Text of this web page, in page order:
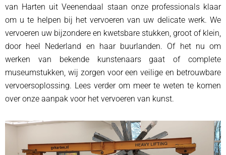
van Harten uit Veenendaal staan onze professionals klaar
om u te helpen bij het vervoeren van uw delicate werk. We
vervoeren uw bijzondere en kwetsbare stukken, groot of klein,
door heel Nederland en haar buurlanden. Of het nu om
werken van bekende kunstenaars gaat of complete
museumstukken, wij zorgen voor een veilige en betrouwbare
vervoersoplossing. Lees verder om meer te weten te komen
over onze aanpak voor het vervoeren van kunst.